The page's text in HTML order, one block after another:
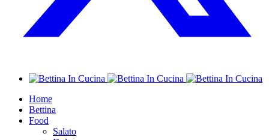
Home
Bettina
Food
Salato